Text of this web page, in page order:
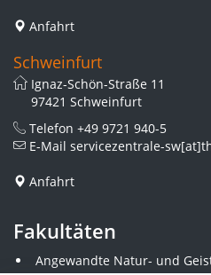
Anfahrt
Schweinfurt
Ignaz-Schön-Straße 11
97421 Schweinfurt
Telefon +49 9721 940-5
E-Mail servicezentrale-
Anfahrt
Fakultäten
Angewandte Natur- und